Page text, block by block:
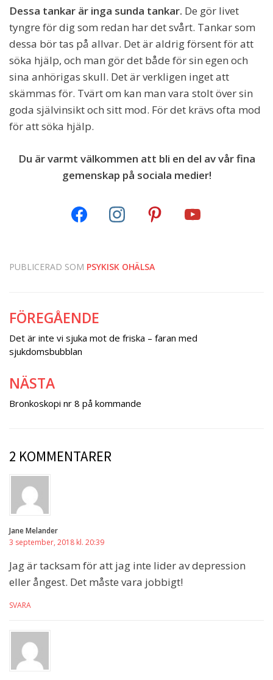
Dessa tankar är inga sunda tankar. De gör livet
tyngre för dig som redan har det svårt. Tankar som
dessa bör tas på allvar. Det är aldrig försent för att
söka hjälp, och man gör det både för sin egen och
sina anhörigas skull. Det är verkligen inget att
skämmas för. Tvärt om kan man vara stolt över sin
goda självinsikt och sitt mod. För det krävs ofta mod
för att söka hjälp.
Du är varmt välkommen att bli en del av vår fina
gemenskap på sociala medier!
PUBLICERAD SOM PSYKISK OHÄLSA
Inläggsnavigering
FÖREGÅENDE
Det är inte vi sjuka mot de friska – faran med
sjukdomsbubblan
NÄSTA
Bronkoskopi nr 8 på kommande
2 KOMMENTARER
Jane Melander
3 september, 2018 kl. 20:39
Jag är tacksam för att jag inte lider av depression
eller ångest. Det måste vara jobbigt!
SVARA